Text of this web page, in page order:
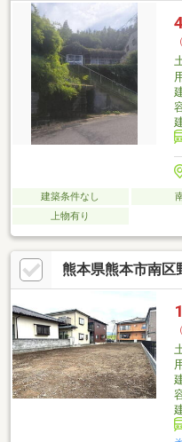
建築条件なし
上物有り
熊本県熊本市南区